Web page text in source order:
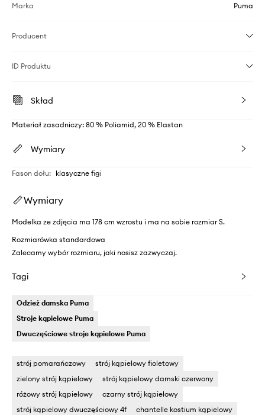
Marka Puma
Producent
ID Produktu
Skład
Materiał zasadniczy: 80 % Poliamid, 20 % Elastan
Wymiary
Fason dołu: klasyczne figi
Wymiary
Modelka ze zdjęcia ma 178 cm wzrostu i ma na sobie rozmiar S.
Rozmiarówka standardowa
Zalecamy wybór rozmiaru, jaki nosisz zazwyczaj.
Tagi
Odzież damska Puma
Stroje kąpielowe Puma
Dwuczęściowe stroje kąpielowe Puma
strój pomarańczowy
strój kąpielowy fioletowy
zielony strój kąpielowy
strój kąpielowy damski czerwony
różowy strój kąpielowy
czarny strój kąpielowy
strój kąpielowy dwuczęściowy 4f
chantelle kostium kąpielowy